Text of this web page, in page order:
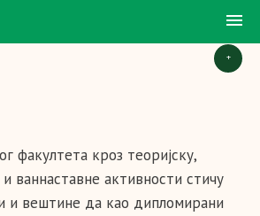
+
факултета кроз теоријску,
ваннаставне активности стичу
и вештине да као дипломирани